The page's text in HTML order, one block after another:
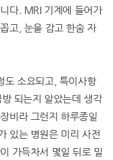
다. MRI 기계에 들어가
고, 눈을 감고 한숨 자
도 소요되고, 특이사항
되는지 알았는데 생각
비라 그런지 하루종일
있는 병원은 미리 사전
가득차서 몇일 뒤로 밀